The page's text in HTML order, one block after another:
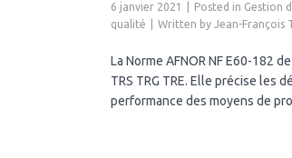
6 janvier 2021 Posted in Gestion
qualité
Written by Jean-François
La Norme AFNOR NF E60-182
TRS TRG TRE. Elle précise les
performance des moyens de